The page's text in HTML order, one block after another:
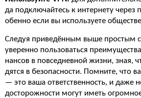
да подключайтесь к интернету через
обенно если вы используете
Следуя приведённым выше простым
уверенно пользоваться
нансов в повседневной жизни, зная,
дятся в безопасности. Помните, что
— это ваша ответственность, и даже
досторожности могут иметь